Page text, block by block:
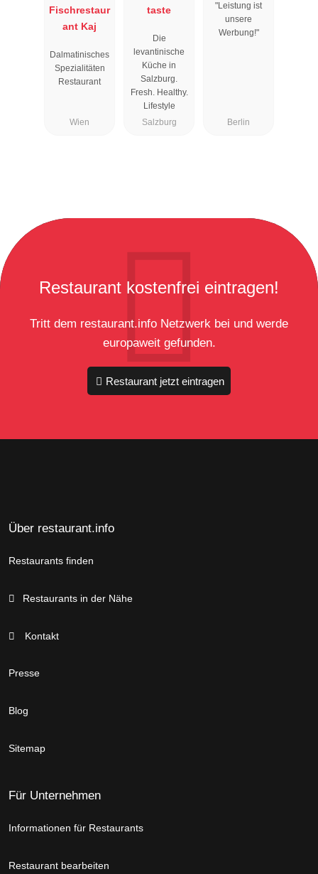
Fischrestaur
ant Kaj
Dalmatinisches
Spezialitäten
Restaurant
Wien
taste
Die
levantinische
Küche in
Salzburg.
Fresh. Healthy.
Lifestyle
Salzburg
"Leistung ist
unsere
Werbung!"
Berlin
Restaurant kostenfrei eintragen!
Tritt dem restaurant.info Netzwerk bei und werde
europaweit gefunden.
Restaurant jetzt eintragen
Über restaurant.info
Restaurants finden
Restaurants in der Nähe
Kontakt
Presse
Blog
Sitemap
Für Unternehmen
Informationen für Restaurants
Restaurant bearbeiten